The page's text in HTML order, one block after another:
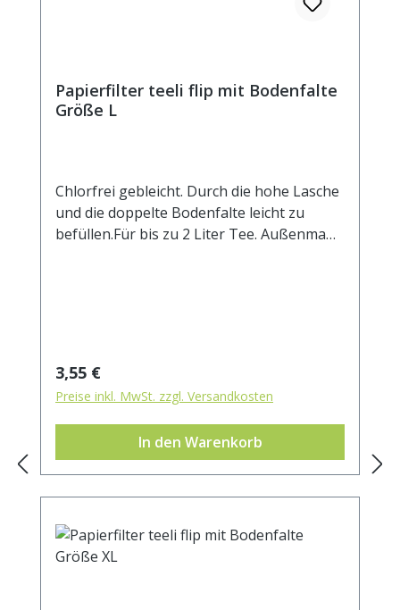
Papierfilter teeli flip mit Bodenfalte
Größe L
Chlorfrei gebleicht. Durch die hohe Lasche
und die doppelte Bodenfalte leicht zu
befüllen.Für bis zu 2 Liter Tee. Außenmaß
Regulärer Preis:
3,55 €
Preise inkl. MwSt. zzgl. Versandkosten
In den Warenkorb